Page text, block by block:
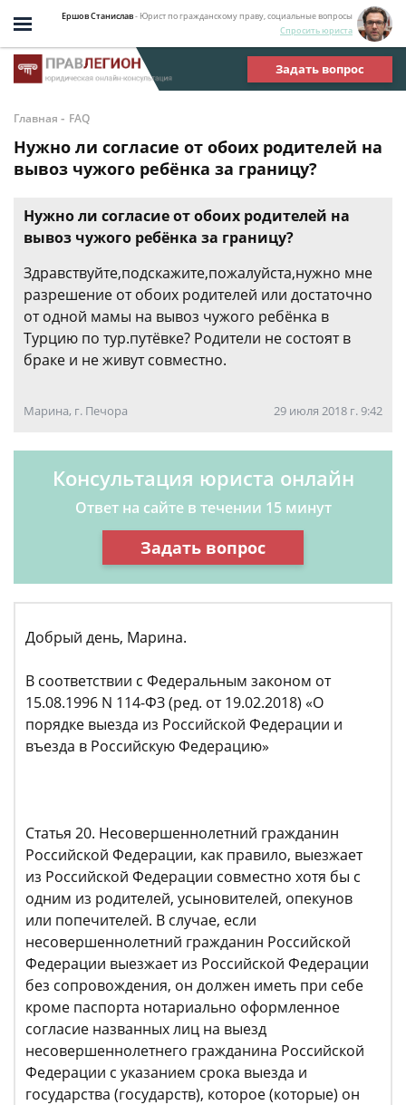
Ершов Станислав- Юрист по гражданскому праву, социальные вопросы
Спросить юриста
Задать вопрос
Главная - FAQ
Нужно ли согласие от обоих родителей на
вывоз чужого ребёнка за границу?
Нужно ли согласие от обоих родителей на
вывоз чужого ребёнка за границу?
Здравствуйте,подскажите,пожалуйста,нужно мне
разрешение от обоих родителей или достаточно
от одной мамы на вывоз чужого ребёнка в
Турцию по тур.путёвке? Родители не состоят в
браке и не живут совместно.
Марина, г. Печора 29 июля 2018 г. 9:42
Консультация юриста онлайн
Ответ на сайте в течении 15 минут
Задать вопрос
Добрый день, Марина.
В соответствии с Федеральным законом от
15.08.1996 N 114-ФЗ (ред. от 19.02.2018) «О
порядке выезда из Российской Федерации и
въезда в Российскую Федерацию»
Статья 20. Несовершеннолетний гражданин
Российской Федерации, как правило, выезжает
из Российской Федерации совместно хотя бы с
одним из родителей, усыновителей, опекунов
или попечителей. В случае, если
несовершеннолетний гражданин Российской
Федерации выезжает из Российской Федерации
без сопровождения, он должен иметь при себе
кроме паспорта нотариально оформленное
согласие названных лиц на выезд
несовершеннолетнего гражданина Российской
Федерации с указанием срока выезда и
государства (государств), которое (которые) он